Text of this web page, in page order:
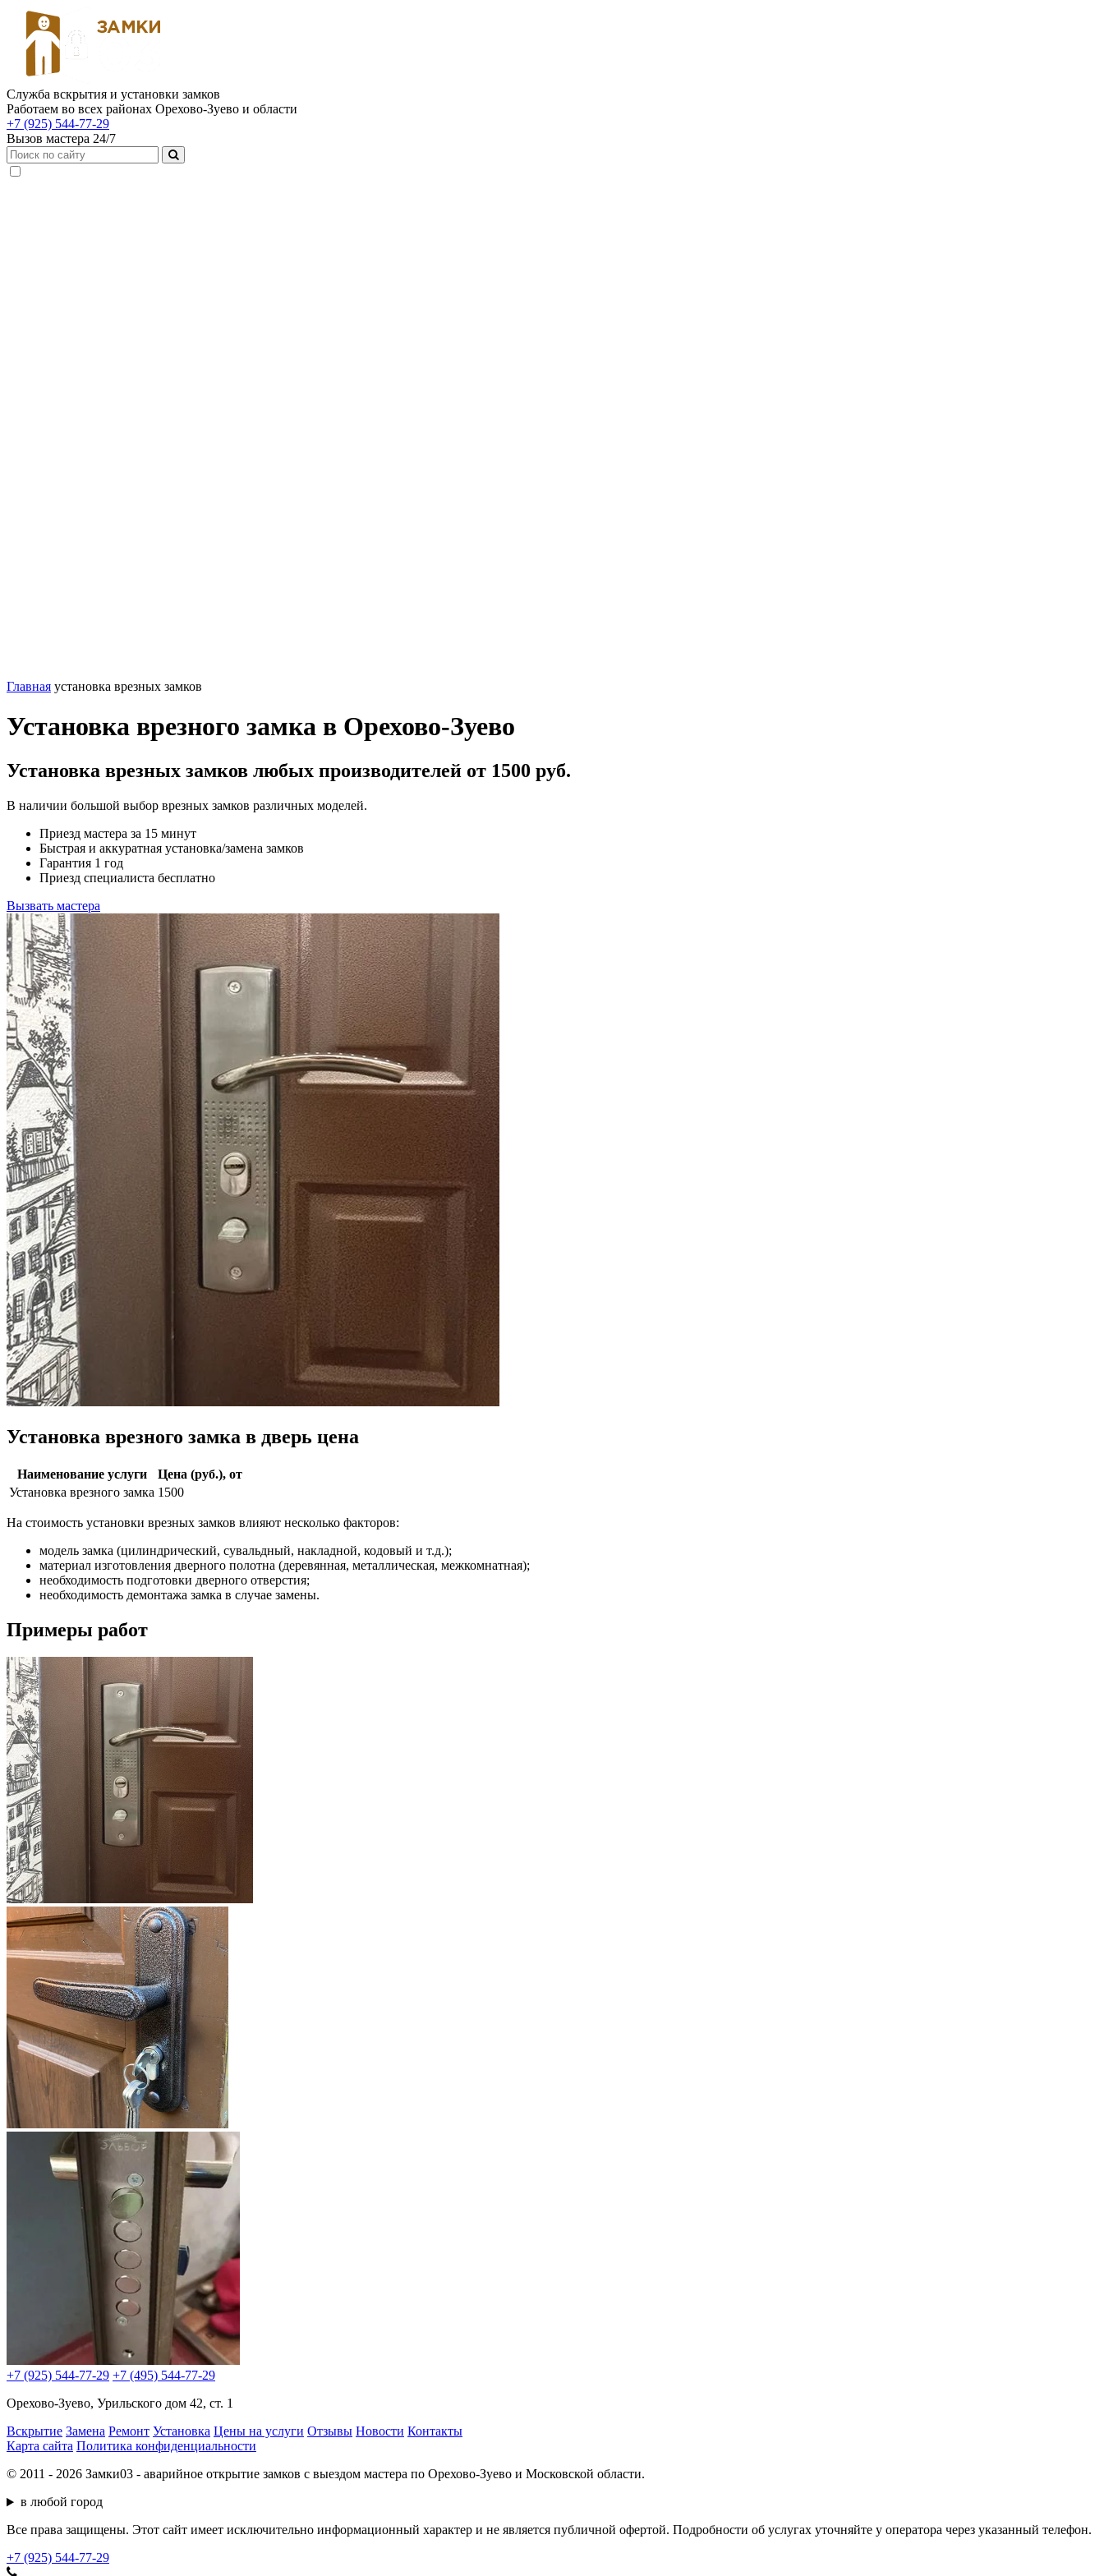
Служба вскрытия и установки замков
Работаем во всех районах Орехово-Зуево и области
+7 (925) 544-77-29
Вызов мастера 24/7
Главная установка врезных замков
Установка врезного замка в Орехово-Зуево
Установка врезных замков любых производителей от 1500 руб.
В наличии большой выбор врезных замков различных моделей.
Приезд мастера за 15 минут
Быстрая и аккуратная установка/замена замков
Гарантия 1 год
Приезд специалиста бесплатно
Вызвать мастера
Установка врезного замка в дверь цена
Наименование услуги
Цена (руб.), от
Установка врезного замка 1500
На стоимость установки врезных замков влияют несколько факторов:
модель замка (цилиндрический, сувальдный, накладной, кодовый и т.д.);
материал изготовления дверного полотна (деревянная, металлическая, межкомнатная);
необходимость подготовки дверного отверстия;
необходимость демонтажа замка в случае замены.
Примеры работ
+7 (925) 544-77-29 +7 (495) 544-77-29
Орехово-Зуево, Урильского дом 42, ст. 1
Вскрытие Замена Ремонт Установка Цены на услуги Отзывы Новости Контакты
Карта сайта Политика конфиденциальности
© 2011 - 2026 Замки03 - аварийное открытие замков с выездом мастера по Орехово-Зуево и Московской области.
в любой город
Все права защищены. Этот сайт имеет исключительно информационный характер и не является публичной офертой. Подробности об услугах уточняйте у оператора через указанный телефон.
+7 (925) 544-77-29